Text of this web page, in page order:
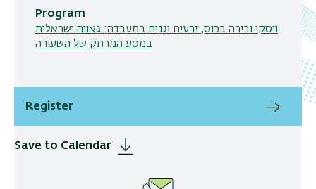
Program
ויסקי ובירה בכוס, זרעים וגנים במעבדה: גאווה ישראלית
במסע המרתק של השעורה
Register
Save to Calendar